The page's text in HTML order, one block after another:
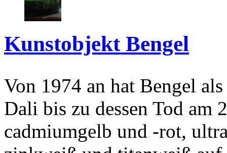
Kunstobjekt Bengel
Von 1974 an hat Bengel
Dali bis zu dessen Tod am
cadmiumgelb und -rot,